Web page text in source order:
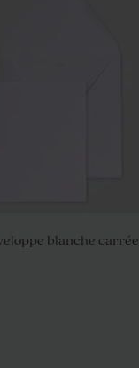
blanche carrée